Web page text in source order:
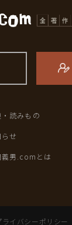
読みもの
せ
義男.comとは
ライバシーポリシー